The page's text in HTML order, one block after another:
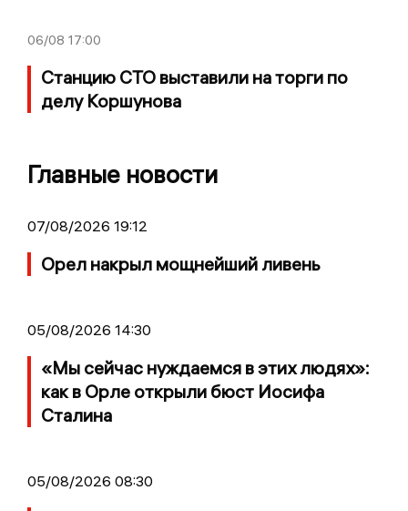
06/08 17:00
Станцию СТО выставили на торги по
делу Коршунова
Главные новости
07/08/2026 19:12
Орел накрыл мощнейший ливень
05/08/2026 14:30
«Мы сейчас нуждаемся в этих людях»:
как в Орле открыли бюст Иосифа
Сталина
05/08/2026 08:30